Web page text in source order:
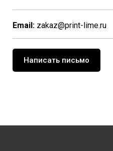
Email: zakaz@print-lime.ru
Написать письмо